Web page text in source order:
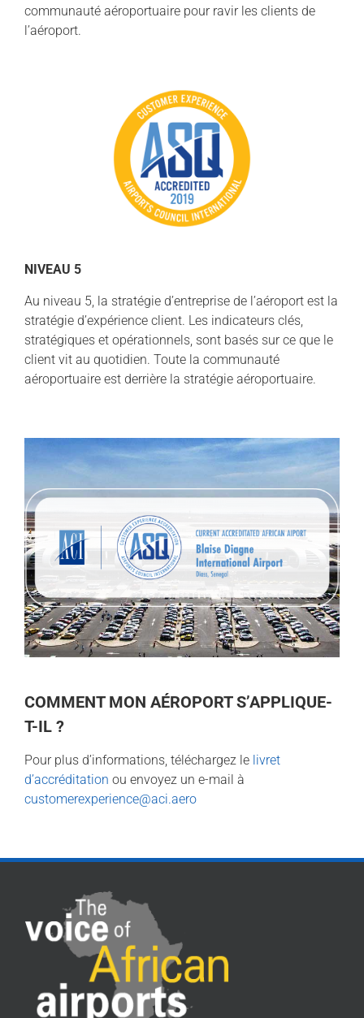
communauté aéroportuaire pour ravir les clients de
l’aéroport.
NIVEAU 5
Au niveau 5, la stratégie d’entreprise de l’aéroport est la
stratégie d’expérience client. Les indicateurs clés,
stratégiques et opérationnels, sont basés sur ce que le
client vit au quotidien. Toute la communauté
aéroportuaire est derrière la stratégie aéroportuaire.
COMMENT MON AÉROPORT S’APPLIQUE-
T-IL ?
Pour plus d’informations, téléchargez le livret
d’accréditation ou envoyez un e-mail à
customerexperience@aci.aero